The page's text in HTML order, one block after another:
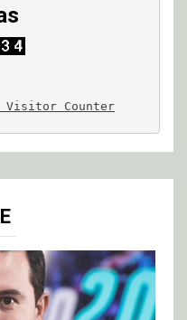
Visitor Counter